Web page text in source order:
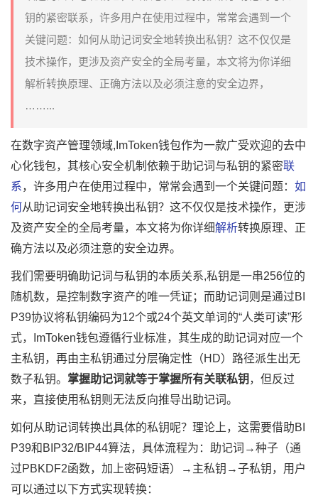
钥的紧密联系，许多用户在使用过程中，常常会遇到一个
关键问题：如何从助记词安全地转换出私钥？这不仅仅是
技术操作，更涉及资产安全的全局考量，本文将为你详细
解析转换原理、正确方法以及必须注意的安全边界，
……...
在数字资产管理领域,ImToken钱包作为一款广受欢迎的去中
心化钱包，其核心安全机制依赖于助记词与私钥的紧密联
系，许多用户在使用过程中，常常会遇到一个关键问题： 如
何从助记词安全地转换出私钥？这不仅仅是技术操作，更涉
及资产安全的全局考量，本文将为你详细解析转换原理、正
确方法以及必须注意的安全边界。
我们需要明确助记词与私钥的本质关系,私钥是一串256位的
随机数，是控制数字资产的唯一凭证；而助记词则是通过BI
P39协议将私钥编码为12个或24个英文单词的“人类可读”形
式，ImToken钱包遵循行业标准，其生成的助记词对应一个
主私钥，再由主私钥通过分层确定性（HD）路径派生出无
数子私钥。 掌握助记词就等于掌握所有关联私钥 ，但反过
来，直接使用私钥则无法反向推导出助记词。
如何从助记词转换出具体的私钥呢？理论上，这需要借助BI
P39和BIP32/BIP44算法，具体流程为：助记词→种子（通
过PBKDF2函数，加上密码短语）→主私钥→子私钥，用户
可以通过以下方式实现转换：